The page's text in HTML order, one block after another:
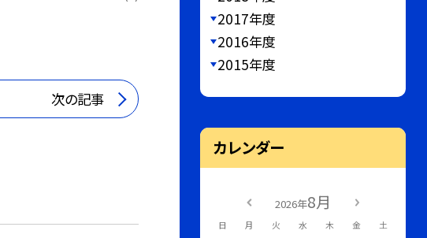
次の記事
2017年度
2016年度
2015年度
カレンダー
2026年8月
日 月 火 水 木 金 土